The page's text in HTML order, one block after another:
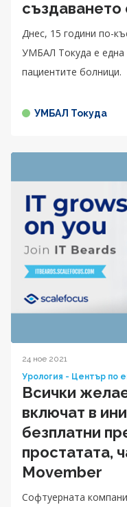
създаването
Днес, 15 години по-
УМБАЛ Токуда е една
пациентите болници.
УМБАЛ Токуда
24 ное 2021
Урология - Център по
Всички
включат в
безплатни
простатата,
Movember
Софтуерната